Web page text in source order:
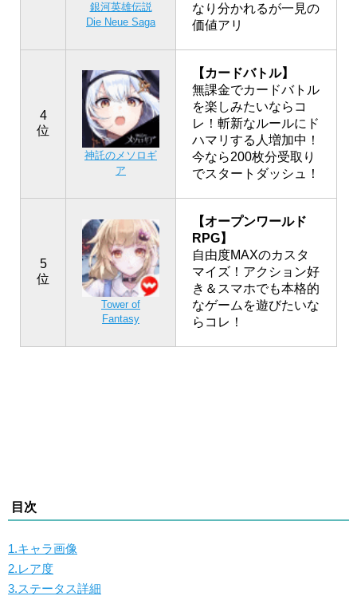
銀河英雄伝説
Die Neue Saga
なり分かれるが一見の
価値アリ
4
位
神託のメソロギ
ア
【カードバトル】
無課金でカードバトル
を楽しみたいならコ
レ！斬新なルールにド
ハマリする人増加中！
今なら200枚分受取り
でスタートダッシュ！
5
位
Tower of
Fantasy
【オープンワールド
RPG】
自由度MAXのカスタ
マイズ！アクション好
き＆スマホでも本格的
なゲームを遊びたいな
らコレ！
目次
1.キャラ画像
2.レア度
3.ステータス詳細